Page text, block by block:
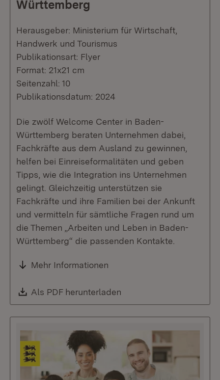
Württemberg
Herausgeber: Ministerium für Wirtschaft,
Handwerk und Tourismus
Publikationsart: Flyer
Format: 21x21 cm
Seitenzahl: 10
Publikationsdatum: 2024
Die zwölf Welcome Center in Baden-
Württemberg beraten Unternehmen dabei,
Fachkräfte aus dem Ausland zu gewinnen,
helfen bei Einreiseformalitäten und geben
Tipps, wie die Integration ins Unternehmen
gelingt. Gleichzeitig unterstützen sie
Fachkräfte und ihre Familien bei der Ankunft
und vermitteln für sämtliche Fragen rund um
die Themen „Arbeiten und Leben in Baden-
Württemberg“ die passenden Kontakte.
Mehr Informationen
Download:
Als PDF herunterladen